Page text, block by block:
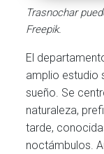
Trasnochar
Freepik.
El
amplio estudio
sueño. Se
naturaleza,
tarde,
noctámbulos.